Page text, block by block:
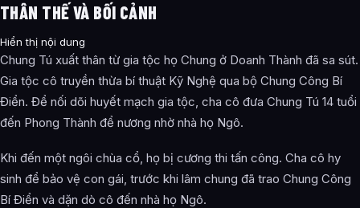
THÂN THẾ VÀ BỐI CẢNH
Hiển thị nội dung
Chung Tú xuất thân từ gia tộc họ Chung ở Doanh Thành đã sa sút.
Gia tộc cô truyền thừa bí thuật Kỹ Nghệ qua bộ Chung Công Bí
Điển. Để nối dõi huyết mạch gia tộc, cha cô đưa Chung Tú 14 tuổi
đến Phong Thành để nương nhờ nhà họ Ngô.
Khi đến một ngôi chùa cổ, họ bị cương thi tấn công. Cha cô hy
sinh để bảo vệ con gái, trước khi lâm chung đã trao Chung Công
Bí Điển và dặn dò cô đến nhà họ Ngô.